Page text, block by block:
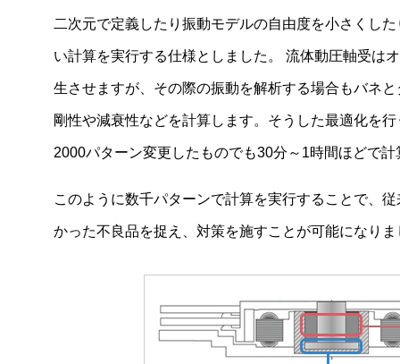
二次元で定義したり振動モデルの自由度を小さくし
い計算を実行する仕様としました。 流体動圧軸受は
生させますが、その際の振動を解析する場合もバネ
剛性や減衰性などを計算します。そうした最適化を
2000パターン変更したものでも30分～1時間ほどで
このように数千パターンで計算を実行することで、
かった不良品を捉え、対策を施すことが可能になりま
サーマルソリューション
ファンモータの種類と特徴
高精度なモータ制御を実現する位置検出技術 Zignear ®